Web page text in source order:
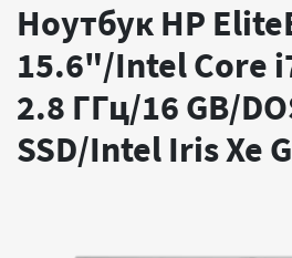
Ноутбук HP
15.6"/Intel Core
2.8 ГГц/16 GB/
SSD/Intel Iris Xe